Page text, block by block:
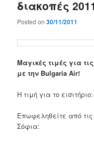
διακοπές 2011
Posted on30/11/2011
Μαγικές τιμές για
με την Bulgaria Air!
Η τιμή για το
Επωφεληθείτε από
Σόφια: